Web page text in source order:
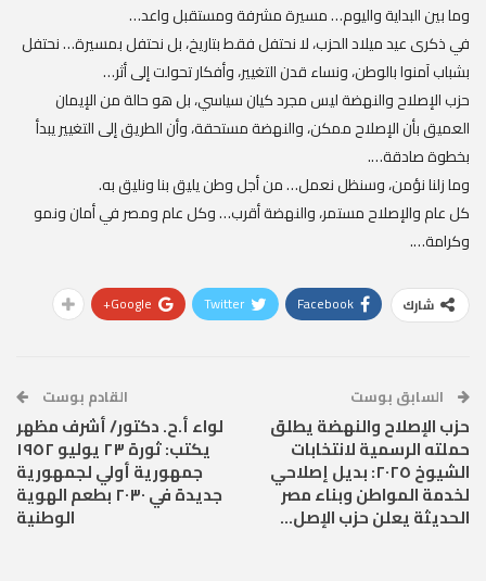
وما بين البداية واليوم… مسيرة مشرفة ومستقبل واعد…
في ذكرى عيد ميلاد الحزب، لا نحتفل فقط بتاريخ، بل نحتفل بمسيرة… نحتفل
بشباب آمنوا بالوطن، ونساء قدن التغيير، وأفكار تحولت إلى أثر…
حزب الإصلاح والنهضة ليس مجرد كيان سياسي، بل هو حالة من الإيمان
العميق بأن الإصلاح ممكن، والنهضة مستحقة، وأن الطريق إلى التغيير يبدأ
بخطوة صادقة….
وما زلنا نؤمن، وسنظل نعمل… من أجل وطن يليق بنا ونليق به.
كل عام والإصلاح مستمر، والنهضة أقرب… وكل عام ومصر في أمان ونمو
وكرامة….
شارك Facebook
Twitter
Google+
السابق بوست
حزب الإصلاح والنهضة يطلق
حملته الرسمية لانتخابات
الشيوخ ٢٠٢٥: بديل إصلاحي
لخدمة المواطن وبناء مصر
الحديثة يعلن حزب الإصل…
القادم بوست
لواء أ.ح. دكتور/ أشرف مظهر
يكتب: ثورة ٢٣ يوليو ١٩٥٢
جمهورية أولي لجمهورية
جديدة في ٢٠٣٠ بطعم الهوية
الوطنية